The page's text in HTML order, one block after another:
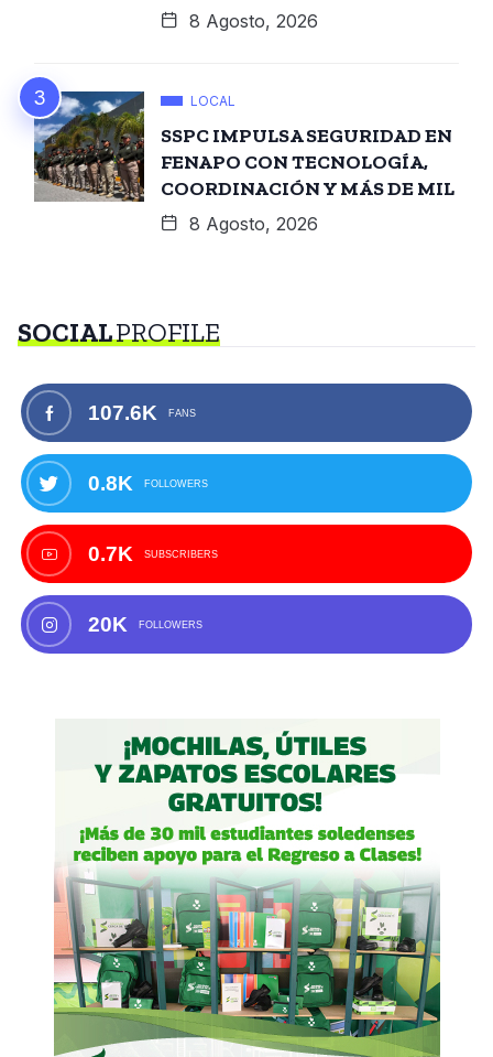
8 Agosto, 2026
LOCAL
SSPC IMPULSA SEGURIDAD EN
FENAPO CON TECNOLOGÍA,
COORDINACIÓN Y MÁS DE MIL
8 Agosto, 2026
SOCIALPROFILE
107.6K FANS
0.8K FOLLOWERS
0.7K SUBSCRIBERS
20K FOLLOWERS